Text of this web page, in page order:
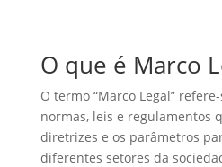
O que é Marco
O termo “Marco Legal”
normas, leis e regulamentos
diretrizes e os parâmetros
diferentes setores da